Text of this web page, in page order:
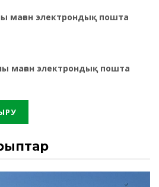
маған электрондық пошта
маған электрондық пошта